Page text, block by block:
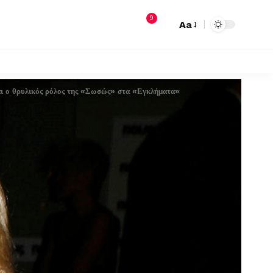
9
Aa
ο θρυλικός ρόλος της «Σωσώς» στα «Εγκλήματα»